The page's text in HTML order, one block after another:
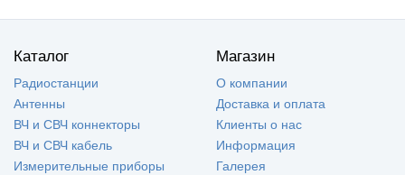
Каталог
Радиостанции
Антенны
ВЧ и СВЧ коннекторы
ВЧ и СВЧ кабель
Измерительные приборы
Магазин
О компании
Доставка и оплата
Клиенты о нас
Информация
Галерея